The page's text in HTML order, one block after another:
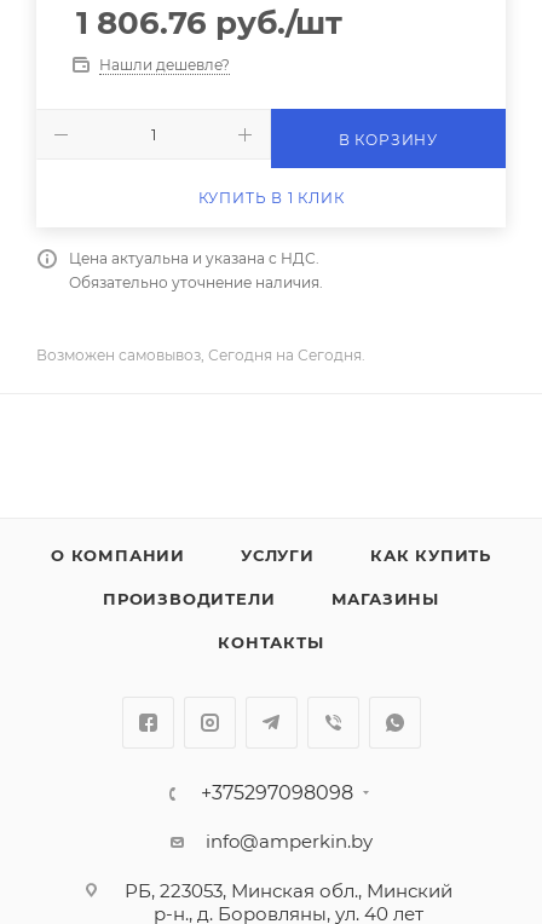
1 806.76 руб./шт
Нашли дешевле?
В КОРЗИНУ
КУПИТЬ В 1 КЛИК
Цена актуальна и указана с НДС.
Обязательно уточнение наличия.
Возможен самовывоз, Сегодня на Сегодня.
О КОМПАНИИ УСЛУГИ КАК КУПИТЬ
ПРОИЗВОДИТЕЛИ МАГАЗИНЫ
КОНТАКТЫ
+375297098098
info@amperkin.by
РБ, 223053, Минская обл., Минский
р-н., д. Боровляны, ул. 40 лет